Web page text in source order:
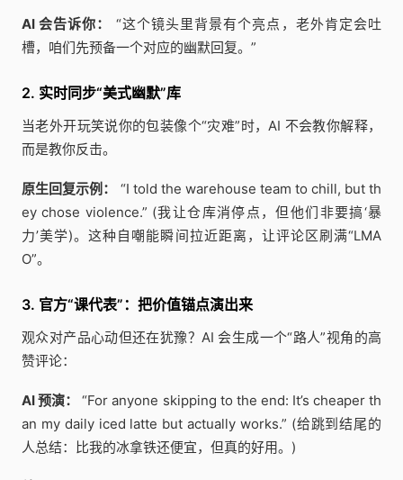
AI 会告诉你：
“这个镜头里背景有个亮点，老外肯定会吐
槽，咱们先预备一个对应的幽默回复。”
2. 实时同步“美式幽默”库
当老外开玩笑说你的包装像个“灾难”时，AI 不会教你解释，
而是教你反击。
原生回复示例：
“I told the warehouse team to chill, but th
ey chose violence.” (我让仓库消停点，但他们非要搞‘暴
力’美学)。这种自嘲能瞬间拉近距离，让评论区刷满“LMA
O”。
3. 官方“课代表”：把价值锚点演出来
观众对产品心动但还在犹豫？AI 会生成一个“路人”视角的高
赞评论：
AI 预演：
“For anyone skipping to the end: It’s cheaper th
an my daily iced latte but actually works.” (给跳到结尾的
人总结：比我的冰拿铁还便宜，但真的好用。)